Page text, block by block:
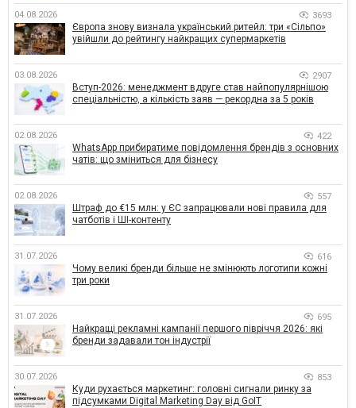
04.08.2026 3693
Європа знову визнала український ритейл: три «Сільпо»
увійшли до рейтингу найкращих супермаркетів
03.08.2026 2907
Вступ-2026: менеджмент вдруге став найпопулярнішою
спеціальністю, а кількість заяв — рекордна за 5 років
02.08.2026 422
WhatsApp прибиратиме повідомлення брендів з основних
чатів: що зміниться для бізнесу
02.08.2026 557
Штраф до €15 млн: у ЄС запрацювали нові правила для
чатботів і ШІ-контенту
31.07.2026 616
Чому великі бренди більше не змінюють логотипи кожні
три роки
31.07.2026 695
Найкращі рекламні кампанії першого півріччя 2026: які
бренди задавали тон індустрії
30.07.2026 853
Куди рухається маркетинг: головні сигнали ринку за
підсумками Digital Marketing Day від GoIT